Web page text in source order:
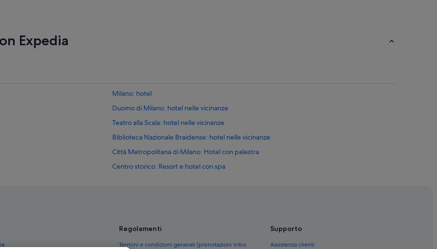
Expedia
Milano: hotel
Duomo di Milano: hotel nelle vicinanze
Teatro alla Scala: hotel nelle vicinanze
Biblioteca Nazionale Braidense: hotel nelle vicinanze
Città Metropolitana di Milano: Hotel con palestra
Centro storico: Resort e hotel con spa
Centro di Milano: Hotel sulla neve
Regolamenti
Termini e condizioni generali (prenotazioni Vrbo
Supporto
Assistenza clienti